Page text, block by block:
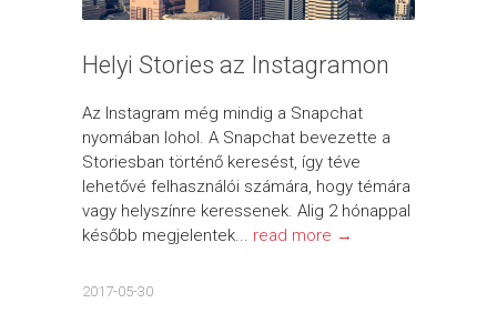
Helyi Stories az Instagramon
Az Instagram még mindig a Snapchat
nyomában lohol. A Snapchat bevezette a
Storiesban történő keresést, így téve
lehetővé felhasználói számára, hogy témára
vagy helyszínre keressenek. Alig 2 hónappal
később megjelentek... read more →
2017-05-30